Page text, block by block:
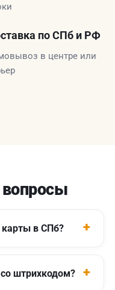
по СПб и РФ
в центре или
карты в СПб?
штрихкодом?